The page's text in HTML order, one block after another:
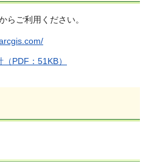
らご利用ください。
PDF：51KB）